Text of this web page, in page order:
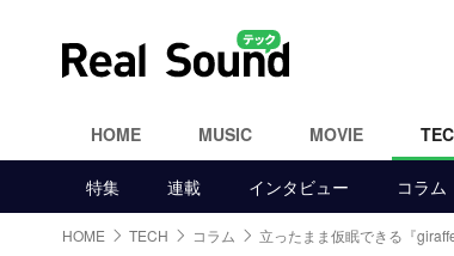
HOME MUSIC MOVIE
特集 連載 インタビュー コラム
HOME TECH コラム 立ったまま仮眠できる『